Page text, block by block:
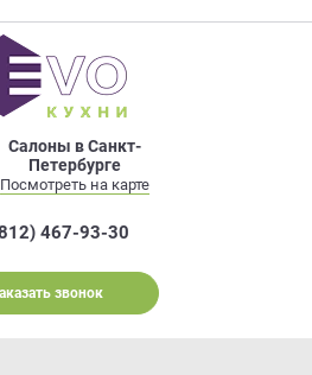
Салоны в Санкт-
Петербурге
Посмотреть на карте
467-93-30
звонок